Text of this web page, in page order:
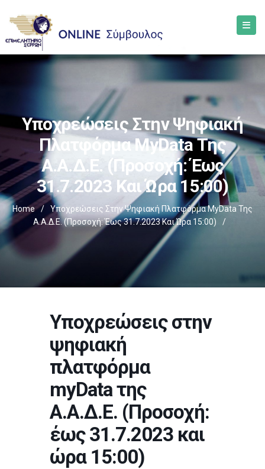
Υποχρεώσεις Στην Ψηφιακή
Πλατφόρμα MyData Της
Α.Α.Δ.Ε. (Προσοχή: Έως
31.7.2023 Και Ώρα 15:00)
Home /
Υποχρεώσεις Στην Ψηφιακή Πλατφόρμα MyData Της
Α.Α.Δ.Ε. (Προσοχή: Έως 31.7.2023 Και Ώρα 15:00)
/
Υποχρεώσεις στην
ψηφιακή
πλατφόρμα
myData της
Α.Α.Δ.Ε. (Προσοχή:
έως 31.7.2023 και
ώρα 15:00)